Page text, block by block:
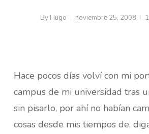
By Hugo noviembre 25, 2008
Hace pocos días volví con mi
campus de mi universidad tras
sin pisarlo, por ahí no habían
cosas desde mis tiempos de,